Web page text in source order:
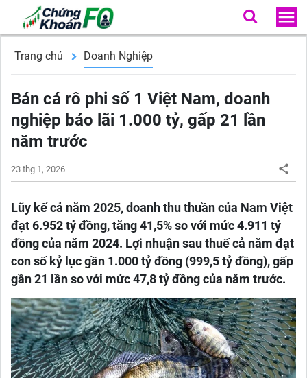
Trang chủ Doanh Nghiệp
Bán cá rô phi số 1 Việt Nam, doanh
nghiệp báo lãi 1.000 tỷ, gấp 21 lần
năm trước
23 thg 1, 2026
Lũy kế cả năm 2025, doanh thu thuần của Nam Việt
đạt 6.952 tỷ đồng, tăng 41,5% so với mức 4.911 tỷ
đồng của năm 2024. Lợi nhuận sau thuế cả năm đạt
con số kỷ lục gần 1.000 tỷ đồng (999,5 tỷ đồng), gấp
gần 21 lần so với mức 47,8 tỷ đồng của năm trước.